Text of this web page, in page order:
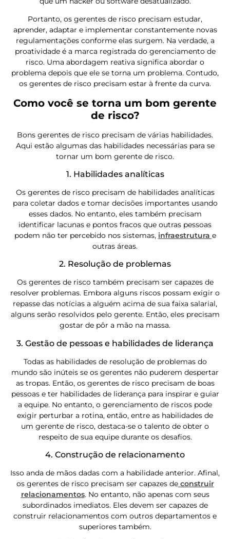
Portanto, os gerentes de risco precisam estudar,
aprender, adaptar e implementar constantemente novas
regulamentações conforme elas surgem. Na verdade, a
proatividade é a marca registrada do gerenciamento de
risco. Uma abordagem reativa significa abordar o
problema depois que ele se torna um problema. Contudo,
os gerentes de risco precisam estar à frente da curva.
Como você se torna um bom gerente
de risco?
Bons gerentes de risco precisam de várias habilidades.
Aqui estão algumas das habilidades necessárias para se
tornar um bom gerente de risco.
1. Habilidades analíticas
Os gerentes de risco precisam de habilidades analíticas
para coletar dados e tomar decisões importantes usando
esses dados. No entanto, eles também precisam
identificar lacunas e pontos fracos que outras pessoas
podem não ter percebido nos sistemas, infraestrutura e
outras áreas.
2. Resolução de problemas
Os gerentes de risco também precisam ser capazes de
resolver problemas. Embora alguns riscos possam exigir o
repasse das notícias a alguém acima de sua faixa salarial,
alguns serão resolvidos pelo gerente. Então, eles precisam
gostar de pôr a mão na massa.
3. Gestão de pessoas e habilidades de liderança
Todas as habilidades de resolução de problemas do
mundo são inúteis se os gerentes não puderem despertar
as tropas. Então, os gerentes de risco precisam de boas
pessoas e ter habilidades de liderança para inspirar e guiar
a equipe. No entanto, o gerenciamento de riscos pode
exigir perturbar a rotina, então, entre as habilidades de
um gerente de risco, destaca-se o talento de obter o
respeito de sua equipe durante os desafios.
4. Construção de relacionamento
Isso anda de mãos dadas com a habilidade anterior. Afinal,
os gerentes de risco precisam ser capazes deconstruir
relacionamentos. No entanto, não apenas com seus
subordinados imediatos. Eles devem ser capazes de
construir relacionamentos com outros departamentos e
superiores também.